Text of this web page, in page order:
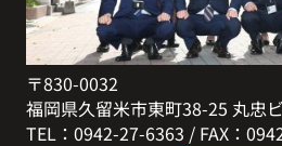
〒830-0032
福岡県久留米市東町38-25 丸忠
TEL：0942-27-6363 / FAX：